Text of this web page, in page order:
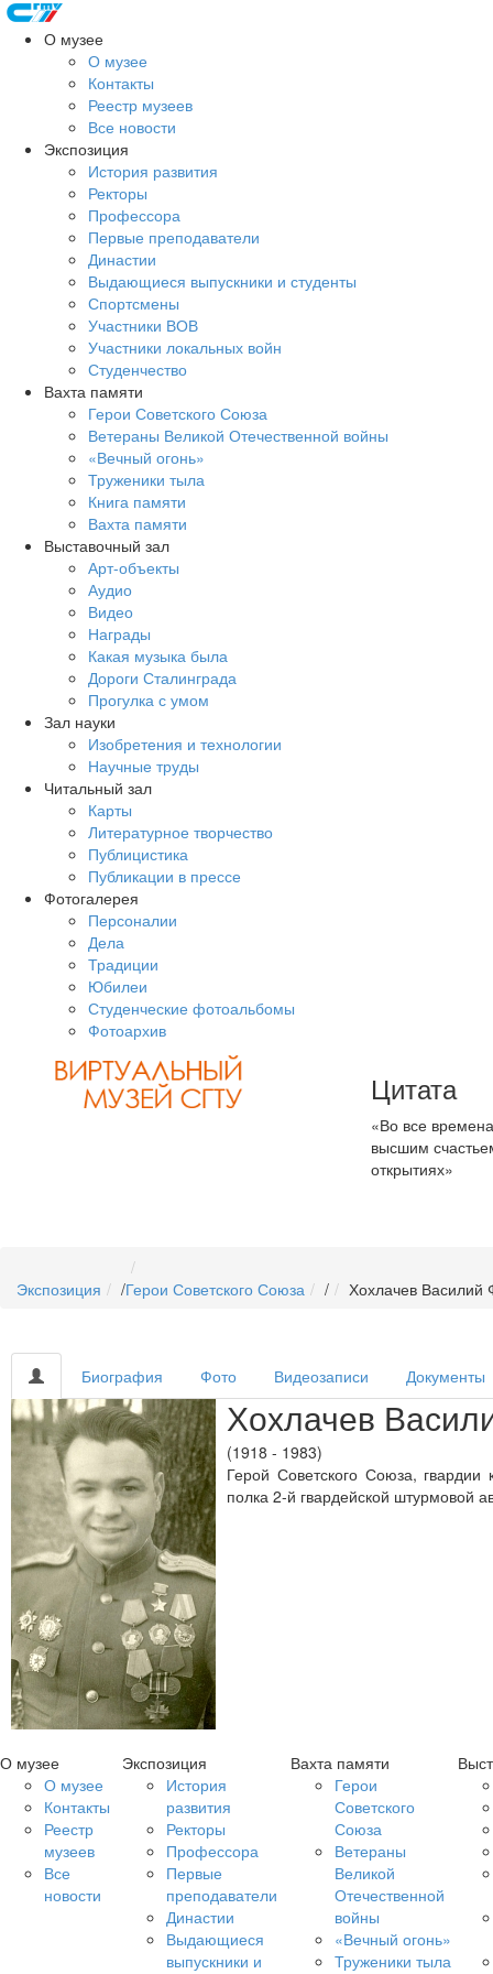
О музее
О музее
Контакты
Реестр музеев
Все новости
Экспозиция
История развития
Ректоры
Профессора
Первые преподаватели
Династии
Выдающиеся выпускники и студенты
Спортсмены
Участники ВОВ
Участники локальных войн
Студенчество
Вахта памяти
Герои Советского Союза
Ветераны Великой Отечественной войны
«Вечный огонь»
Труженики тыла
Книга памяти
Вахта памяти
Выставочный зал
Арт-объекты
Аудио
Видео
Награды
Какая музыка была
Дороги Сталинграда
Прогулка с умом
Зал науки
Изобретения и технологии
Научные труды
Читальный зал
Карты
Литературное творчество
Публицистика
Публикации в прессе
Фотогалерея
Персоналии
Дела
Традиции
Юбилеи
Студенческие фотоальбомы
Фотоархив
Цитата
«Во все
высшим
открытиях»
Экспозиция /Герои Советского Союза / Хохлачев Василий
Биография Фото Видеозаписи Документы
Хохлачев
(1918 - 1983)
Герой Советского Союза, гвардии
полка 2-й гвардейской штурмовой
О музее
О музее
Контакты
Реестр
музеев
Все
новости
Экспозиция
История
развития
Ректоры
Профессора
Первые
преподаватели
Династии
Выдающиеся
выпускники и
Вахта памяти
Герои
Советского
Союза
Ветераны
Великой
Отечественной
войны
«Вечный огонь»
Труженики тыла